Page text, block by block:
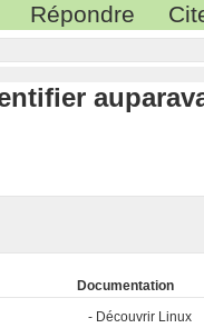
Répondre
Documentation
Découvrir Linux